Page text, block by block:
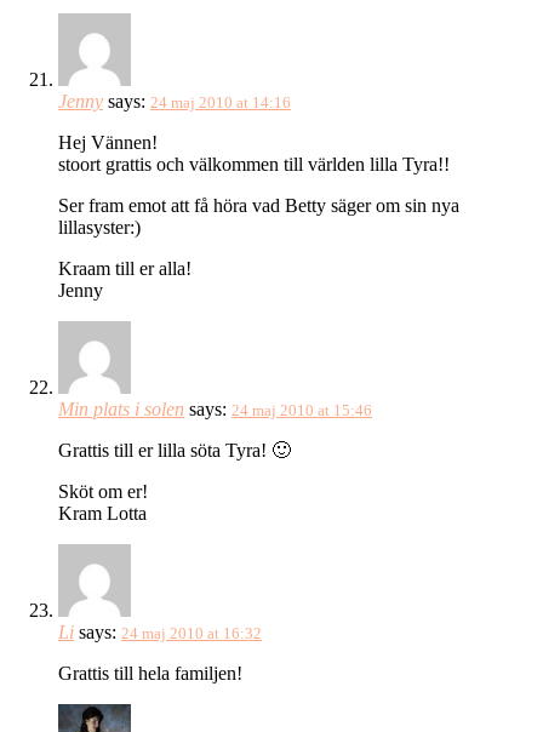
Jenny says: 24 maj 2010 at 14:16
Hej Vännen!
stoort grattis och välkommen till världen lilla Tyra!!
Ser fram emot att få höra vad Betty säger om sin nya
lillasyster:)
Kraam till er alla!
Jenny
Min plats i solen says: 24 maj 2010 at 15:46
Grattis till er lilla söta Tyra! 🙂
Sköt om er!
Kram Lotta
Li says: 24 maj 2010 at 16:32
Grattis till hela familjen!